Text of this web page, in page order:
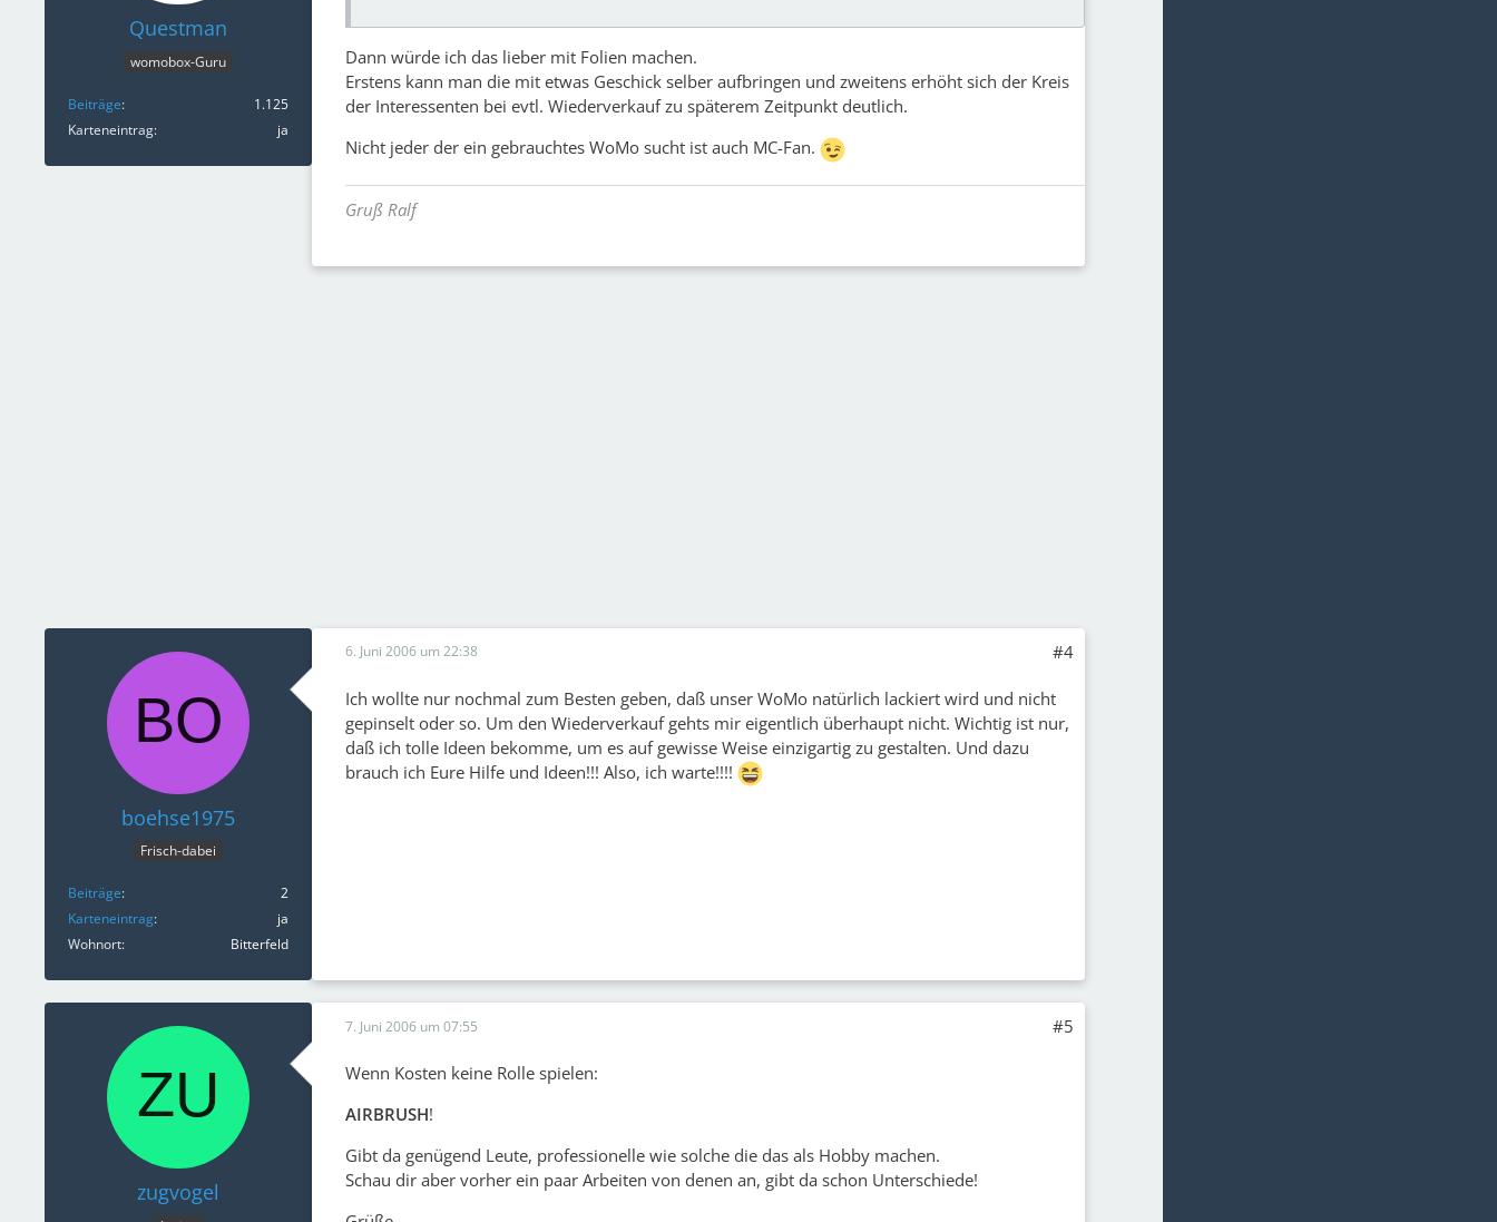
Questman
womobox-Guru
Beiträge
1.125
Karteneintrag
ja
Dann würde ich das lieber mit Folien machen.
Erstens kann man die mit etwas Geschick selber aufbringen und zweitens erhöht sich der Kreis
der Interessenten bei evtl. Wiederverkauf zu späterem Zeitpunkt deutlich.
Nicht jeder der ein gebrauchtes WoMo sucht ist auch MC-Fan.
Gruß Ralf
boehse1975
Frisch-dabei
Beiträge
2
Karteneintrag
ja
Wohnort
Bitterfeld
6. Juni 2006 um 22:38 #4
Ich wollte nur nochmal zum Besten geben, daß unser WoMo natürlich lackiert wird und nicht
gepinselt oder so. Um den Wiederverkauf gehts mir eigentlich überhaupt nicht. Wichtig ist nur,
daß ich tolle Ideen bekomme, um es auf gewisse Weise einzigartig zu gestalten. Und dazu
brauch ich Eure Hilfe und Ideen!!! Also, ich warte!!!!
zugvogel
7. Juni 2006 um 07:55 #5
Wenn Kosten keine Rolle spielen:
AIRBRUSH!
Gibt da genügend Leute, professionelle wie solche die das als Hobby machen.
Schau dir aber vorher ein paar Arbeiten von denen an, gibt da schon Unterschiede!